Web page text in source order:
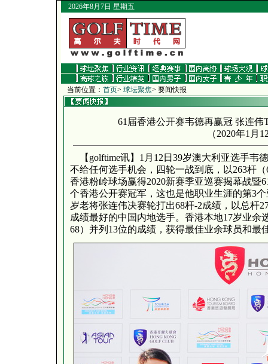
2026年8月7日 星期五
当前位置： 首页> 球坛聚焦> 要闻快报
61届香港公开赛韦德再赢冠 张连伟
（2020年1月
【golftime讯】1月12日39岁澳大利亚选手韦
不给任何选手机会，四轮一战到底，以263杆
香港粉岭球场赢得2020新赛季亚巡赛揭幕战暨
个香港公开赛冠军，这也是他职业生涯的第3
岁老将张连伟决赛轮打出68杆-2成绩，以总杆
成绩最好的中国内地选手。香港本地17岁业余
68）并列13位的成绩，获得最佳业余球员和最